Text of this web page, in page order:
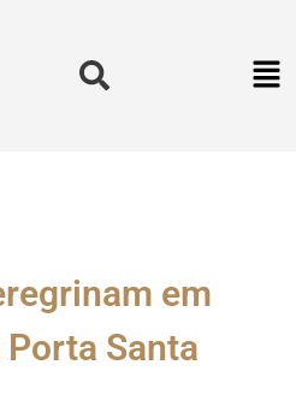
em
Porta Santa